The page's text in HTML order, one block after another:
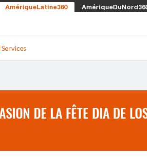
AmériqueLatine360
Services
DE LA FÊTE DIA DE